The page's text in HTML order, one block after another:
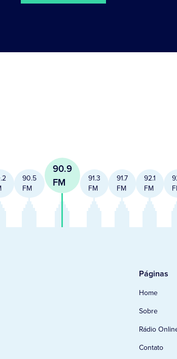
90.5
FM
90.9
FM
91.3
FM
91.7
FM
92.1
FM
Páginas
Home
Sobre
Rádio
Contato